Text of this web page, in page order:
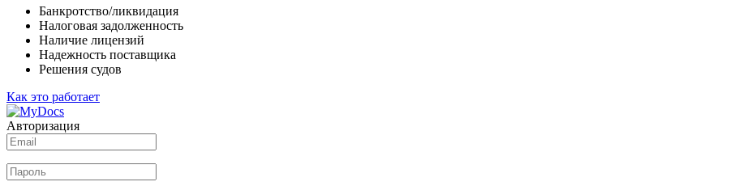
Банкротство/ликвидация
Налоговая задолженность
Наличие лицензий
Надежность поставщика
Решения судов
Как это работает
Авторизация